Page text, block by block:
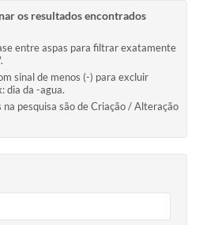
os resultados encontrados
entre aspas para filtrar exatamente
sinal de menos (-) para excluir
dia da -agua.
pesquisa são de Criação / Alteração